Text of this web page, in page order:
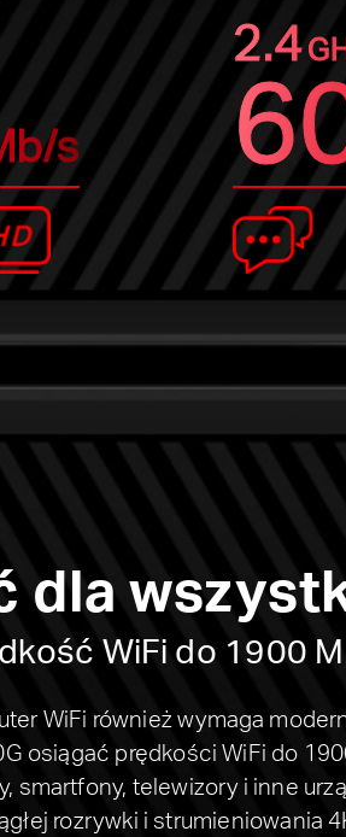
dla
WiFi do 1900
WiFi również wymaga
osiągać prędkości WiFi do
smartfony, telewizory i inne
rozrywki i strumieniowania
s
2.4